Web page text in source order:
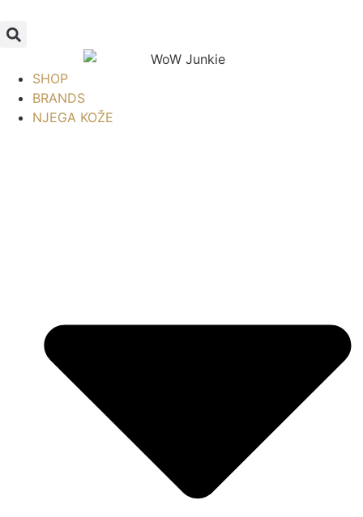
na
SHOP
BRANDS
NJEGA KOŽE